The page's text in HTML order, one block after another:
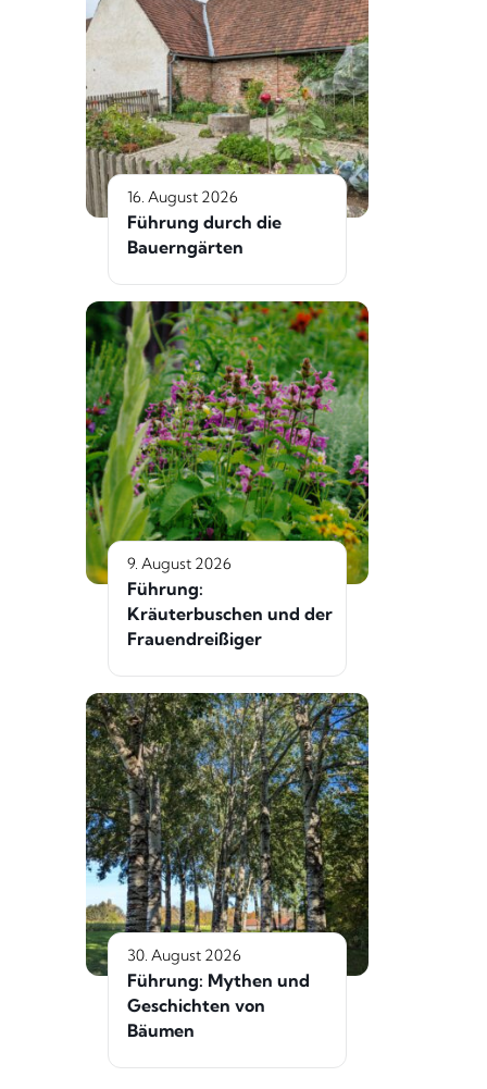
16. August 2026
Führung durch die
Bauerngärten
9. August 2026
Führung:
Kräuterbuschen und der
Frauendreißiger
30. August 2026
Führung: Mythen und
Geschichten von
Bäumen